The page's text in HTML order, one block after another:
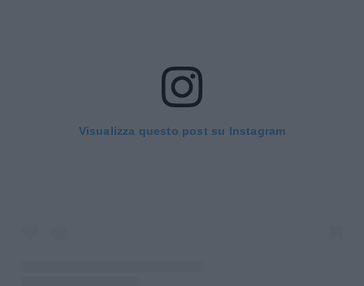
Visualizza questo post su Instagram